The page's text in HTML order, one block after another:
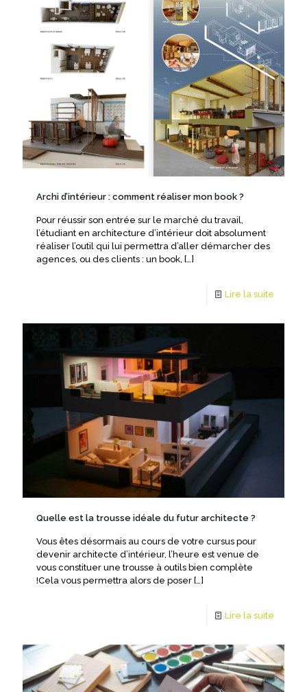
Archi d’intérieur : comment réaliser mon book ?
Pour réussir son entrée sur le marché du travail,
l’étudiant en architecture d’intérieur doit absolument
réaliser l’outil qui lui permettra d’aller démarcher des
agences, ou des clients : un book, […]
Lire la suite
Quelle est la trousse idéale du futur architecte ?
Vous êtes désormais au cours de votre cursus pour
devenir architecte d’intérieur, l’heure est venue de
vous constituer une trousse à outils bien complète
!Cela vous permettra alors de poser […]
Lire la suite